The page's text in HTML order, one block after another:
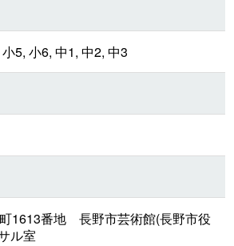
5, 小6, 中1, 中2, 中3
1613番地 長野市芸術館(長野市役
ル室